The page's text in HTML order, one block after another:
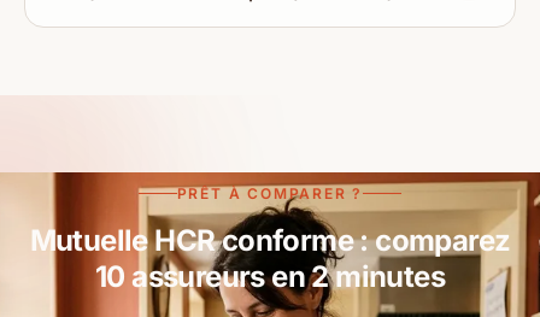
PRÊT À COMPARER ?
Mutuelle HCR conforme : comparez
10 assureurs en 2 minutes